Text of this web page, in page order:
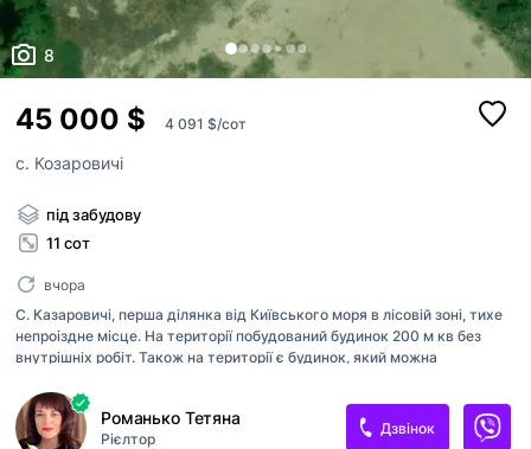
8
45 000 $ 4 091 $/сот
с. Козаровичі
під забудову
11 сот
вчора
С. Казаровичі, перша ділянка від Київського моря в лісовій зоні, тихе
непроіздне місце. На території побудований будинок 200 м кв без
внутрішніх робіт. Також на території є будинок, який можна
15 будинків з охороною та шлагбаумом.
Романько Тетяна
Рієлтор
Дзвінок